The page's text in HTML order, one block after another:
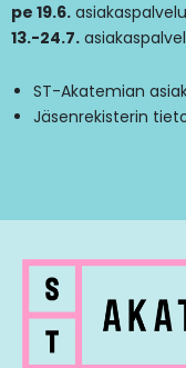
pe 19.6.
13.-24.7.
ST-Akatemian
Jäsenrekisterin